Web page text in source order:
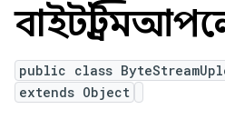
public class
extends Object